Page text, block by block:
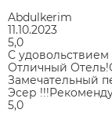
Abdulkerim
11.10.2023
5,0
С удовольствием
Отличный
Замечательный
Эсер
5,0